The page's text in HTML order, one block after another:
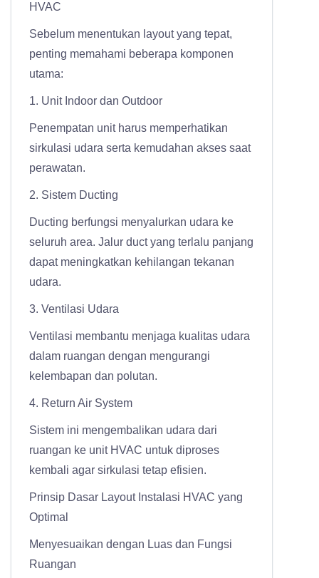
HVAC
Sebelum menentukan layout yang tepat,
penting memahami beberapa komponen
utama:
1. Unit Indoor dan Outdoor
Penempatan unit harus memperhatikan
sirkulasi udara serta kemudahan akses saat
perawatan.
2. Sistem Ducting
Ducting berfungsi menyalurkan udara ke
seluruh area. Jalur duct yang terlalu panjang
dapat meningkatkan kehilangan tekanan
udara.
3. Ventilasi Udara
Ventilasi membantu menjaga kualitas udara
dalam ruangan dengan mengurangi
kelembapan dan polutan.
4. Return Air System
Sistem ini mengembalikan udara dari
ruangan ke unit HVAC untuk diproses
kembali agar sirkulasi tetap efisien.
Prinsip Dasar Layout Instalasi HVAC yang
Optimal
Menyesuaikan dengan Luas dan Fungsi
Ruangan